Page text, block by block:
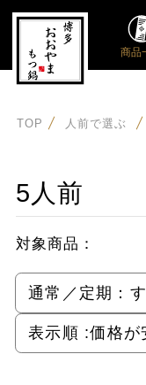
商品
TOP 人前で選ぶ
5人前
対象商品：
通常／定期：
表示順 :価格が